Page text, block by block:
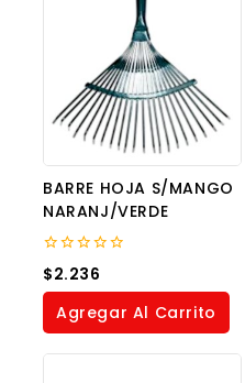
BARRE HOJA S/MANGO
NARANJ/VERDE
0
out
of
$2.236
Agregar Al Carrito